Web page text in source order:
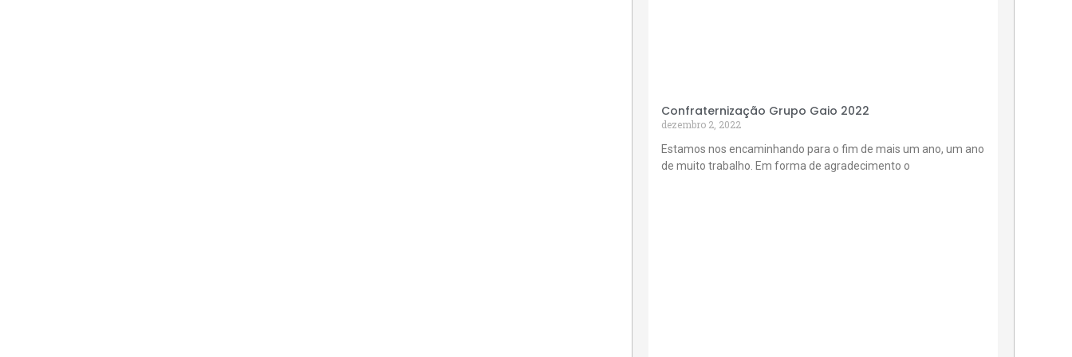
Confraternização Grupo Gaio 2022
dezembro 2, 2022
Estamos nos encaminhando para o fim de mais um ano, um ano
de muito trabalho. Em forma de agradecimento o